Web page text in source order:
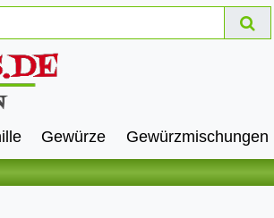
Gewürze Gewürzmischungen